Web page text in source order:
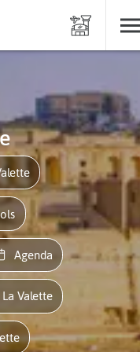
Agenda
Valette